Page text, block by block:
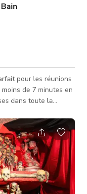
pour les réunions
de 7 minutes en
dans toute la
de bains pour